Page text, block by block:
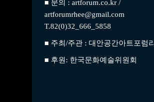
■ 문의 : artforum.co.kr /
artforumrhee@gmail.com
T.82(0)32_666_5858
■ 주최/주관 : 대안공간아트포럼리
■ 후원: 한국문화예술위원회